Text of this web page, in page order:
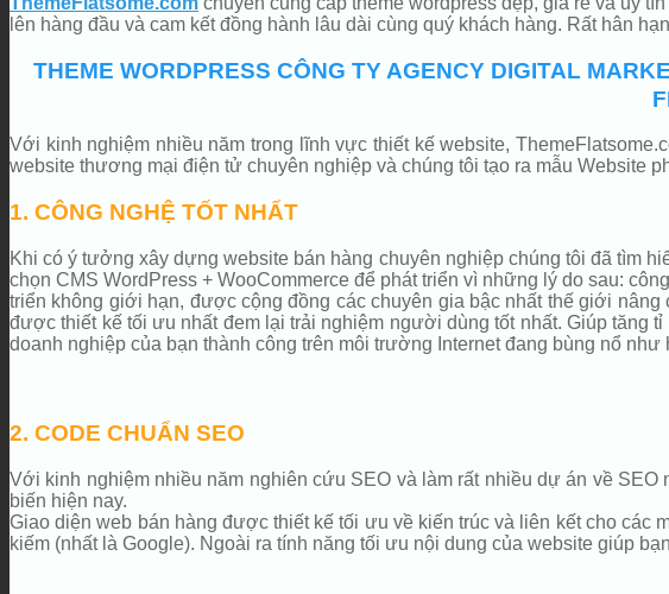
lên hàng đầu và cam kết đồng hành lâu dài cùng quý khách hàng. Rất hân
THEME WORDPRESS CÔNG TY AGENCY DIGITAL
Với kinh nghiệm nhiều năm trong lĩnh vực thiết kế website,
website thương mại điện tử chuyên nghiệp và chúng tôi tạo ra mẫu Website
1. CÔNG NGHỆ TỐT NHẤT
Khi có ý tưởng xây dựng website bán hàng chuyên nghiệp chúng tôi đã tìm
chọn CMS WordPress + WooCommerce để phát triển vì những lý do sau:
triển không giới hạn, được cộng đồng các chuyên gia bậc nhất thế giới
được thiết kế tối ưu nhất đem lại trải nghiệm người dùng tốt nhất. Giúp tăng
doanh nghiệp của bạn thành công trên môi trường Internet đang bùng nổ như
2. CODE CHUẨN SEO
Với kinh nghiệm nhiều năm nghiên cứu SEO và làm rất nhiều dự án về
biến hiện nay.
Giao diện web bán hàng được thiết kế tối ưu về kiến trúc và liên kết cho các
kiếm (nhất là Google). Ngoài ra tính năng tối ưu nội dung của website giúp